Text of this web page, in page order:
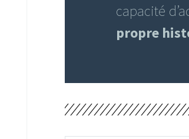
capacité
propre